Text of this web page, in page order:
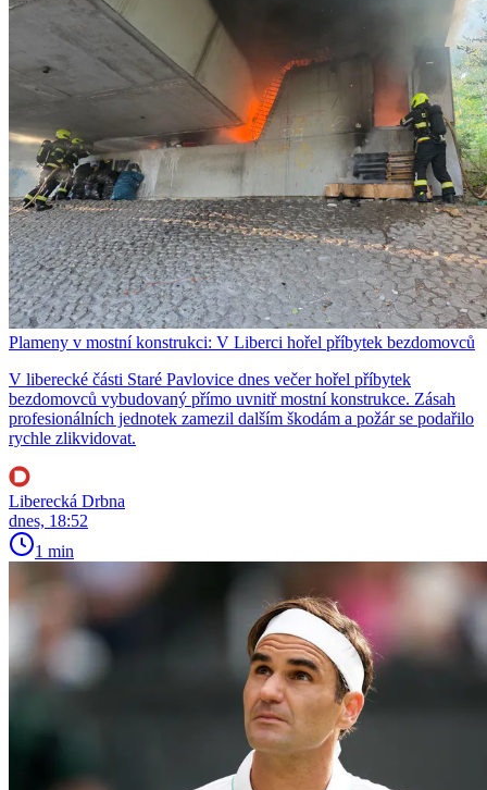
Plameny v mostní konstrukci: V Liberci hořel příbytek bezdomovců
V liberecké části Staré Pavlovice dnes večer hořel příbytek
bezdomovců vybudovaný přímo uvnitř mostní konstrukce. Zásah
profesionálních jednotek zamezil dalším škodám a požár se podařilo
rychle zlikvidovat.
Liberecká Drbna
dnes, 18:52
1 min